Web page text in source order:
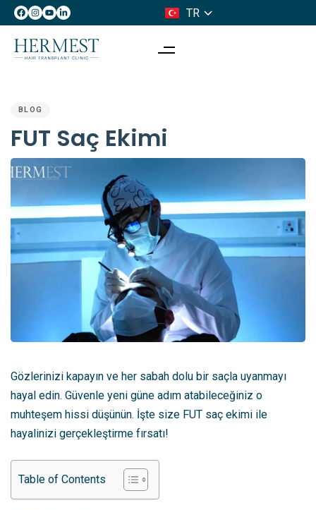
TR
IT
IN:
BLOG
FUT Saç Ekimi
Gözlerinizi kapayın ve her sabah dolu bir saçla uyanmayı
hayal edin. Güvenle yeni güne adım atabileceğiniz o
muhteşem hissi düşünün. İşte size FUT saç ekimi ile
hayalinizi gerçekleştirme fırsatı!
Table of Contents